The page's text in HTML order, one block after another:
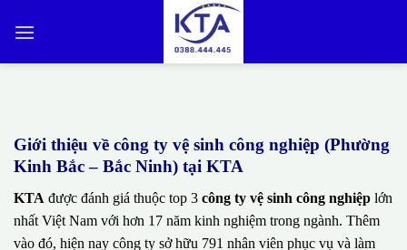
qua
Giới thiệu về công ty vệ sinh công nghiệp (Phường
Kinh Bắc – Bắc Ninh) tại KTA
KTA được đánh giá thuộc top 3 công ty vệ sinh công nghiệp lớn
nhất Việt Nam với hơn 17 năm kinh nghiệm trong ngành. Thêm
vào đó, hiện nay công ty sở hữu 791 nhân viên phục vụ và làm